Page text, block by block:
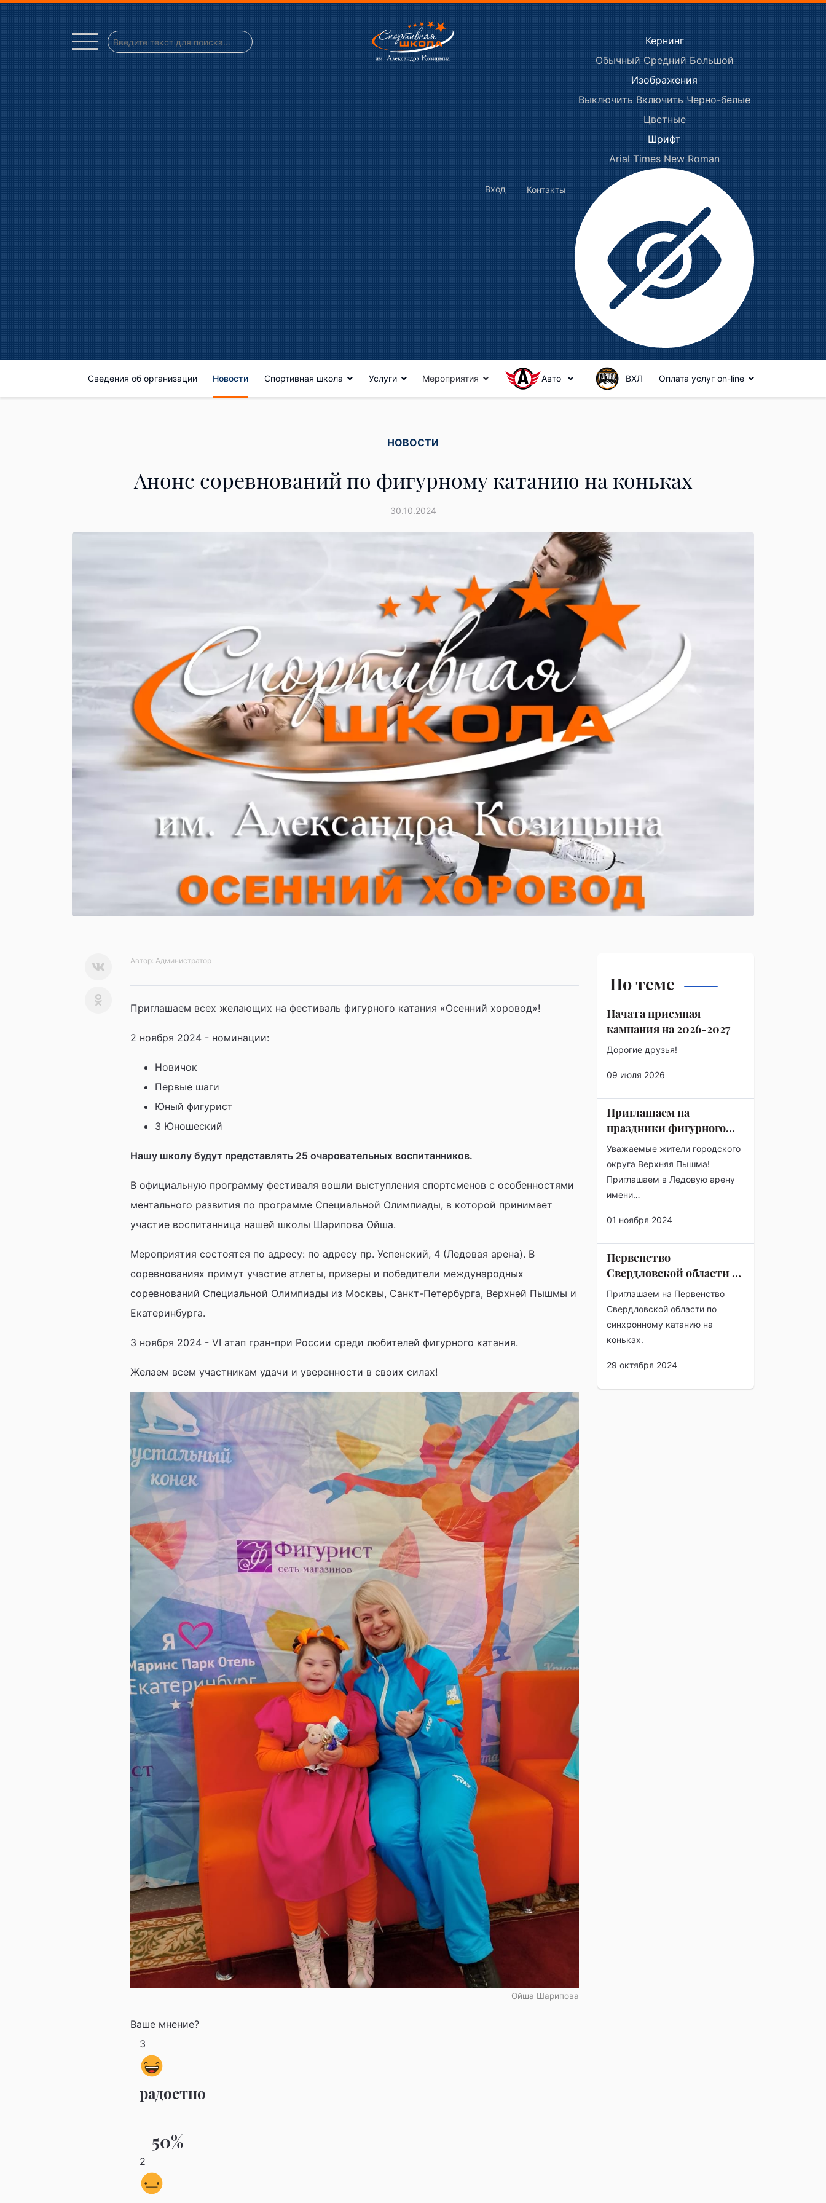
Кернинг
Обычный Средний Большой
Изображения
Выключить Включить Черно-белые
Цветные
Шрифт
Arial Times New Roman
Контакты
Вход
Сведения об организации Новости Спортивная школа Услуги Мероприятия Авто ВХЛ Оплата услуг on-line
НОВОСТИ
Анонс соревнований по фигурному катанию на коньках
30.10.2024
Автор: Администратор
Приглашаем всех желающих на фестиваль фигурного катания «Осенний хоровод»!
2 ноября 2024 - номинации:
Новичок
Первые шаги
Юный фигурист
3 Юношеский
Нашу школу будут представлять 25 очаровательных воспитанников.
В официальную программу фестиваля вошли выступления спортсменов с особенностями
ментального развития по программе Специальной Олимпиады, в которой принимает
участие воспитанница нашей школы Шарипова Ойша.
Мероприятия состоятся по адресу: по адресу пр. Успенский, 4 (Ледовая арена). В
соревнованиях примут участие атлеты, призеры и победители международных
соревнований Специальной Олимпиады из Москвы, Санкт-Петербурга, Верхней Пышмы и
Екатеринбурга.
3 ноября 2024 - VI этап гран-при России среди любителей фигурного катания.
Желаем всем участникам удачи и уверенности в своих силах!
Ойша Шарипова
Ваше мнение?
3
радостно
50%
2
По теме
Начата приемная
кампания на 2026-2027
Дорогие друзья!
09 июля 2026
Приглашаем на
праздники фигурного
катания!
Уважаемые жители городского
округа Верхняя Пышма!
Приглашаем в Ледовую арену
имени…
01 ноября 2024
Первенство
Свердловской области по
синхронному катанию на
коньках
Приглашаем на Первенство
Свердловской области по
синхронному катанию на
коньках.
29 октября 2024